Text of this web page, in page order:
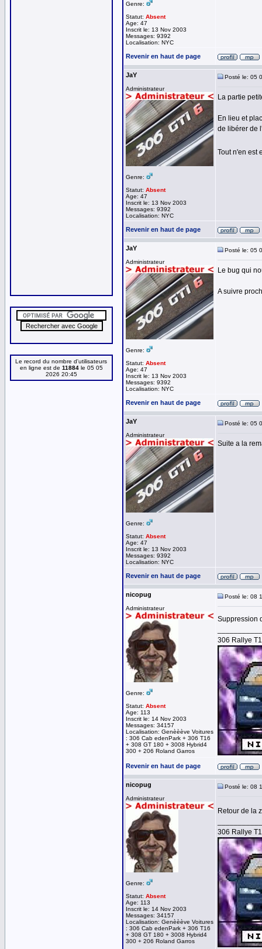
Le record du nombre d'utilisateurs
en ligne est de 11884 le 05 05
2026 20:45
Genre:
Statut: Absent
Age: 47
Inscrit le: 13 Nov 2003
Messages: 9392
Localisation: NYC
Revenir en haut de page
JaY
Administrateur
Genre:
Statut: Absent
Age: 47
Inscrit le: 13 Nov 2003
Messages: 9392
Localisation: NYC
Posté le: 05
La partie
En lieu et
de libérer de
Tout n'en est
Revenir en haut de page
JaY
Administrateur
Genre:
Statut: Absent
Age: 47
Inscrit le: 13 Nov 2003
Messages: 9392
Localisation: NYC
Posté le: 05
Le bug qui
A suivre
Revenir en haut de page
JaY
Administrateur
Genre:
Statut: Absent
Age: 47
Inscrit le: 13 Nov 2003
Messages: 9392
Localisation: NYC
Posté le: 05
Suite a la
Revenir en haut de page
nicopug
Administrateur
Genre:
Statut: Absent
Age: 113
Inscrit le: 14 Nov 2003
Messages: 34157
Localisation: Genèèève Voitures
: 306 Cab edenPark + 306 T16
+ 308 GT 180 + 3008 Hybrid4
300 + 206 Roland Garros
Posté le: 08
Suppression
306 Rallye
Revenir en haut de page
nicopug
Administrateur
Genre:
Statut: Absent
Age: 113
Inscrit le: 14 Nov 2003
Messages: 34157
Localisation: Genèèève Voitures
: 306 Cab edenPark + 306 T16
+ 308 GT 180 + 3008 Hybrid4
300 + 206 Roland Garros
Posté le: 08
Retour de la
306 Rallye